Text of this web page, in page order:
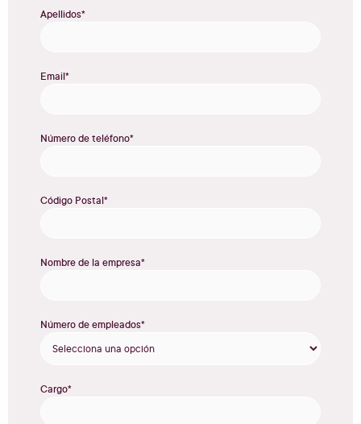
Apellidos*
Email*
Número de teléfono*
Código Postal*
Nombre de la empresa*
Número de empleados*
Cargo*